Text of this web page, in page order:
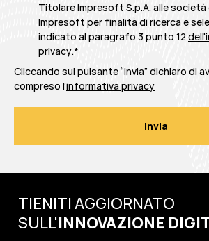
Titolare Impresoft S.p.A. alle società
Impresoft per finalità di ricerca e
indicato al paragrafo 3 punto 12
privacy.*
Cliccando sul pulsante “Invia” dichiaro di
compreso l’informativa privacy
TIENITI AGGIORNATO
SULL'INNOVAZIONE